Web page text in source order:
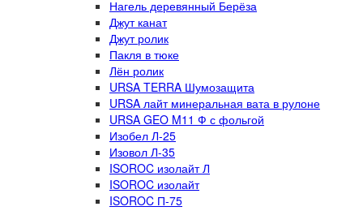
Нагель деревянный Берёза
Джут канат
Джут ролик
Пакля в тюке
Лён ролик
URSA TERRA Шумозащита
URSA лайт минеральная вата в рулоне
URSA GEO M11 Ф с фольгой
Изобел Л-25
Изовол Л-35
ISOROC изолайт Л
ISOROC изолайт
ISOROC П-75